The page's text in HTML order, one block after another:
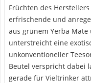
Früchten des
erfrischende und
aus grünem Yerba
unterstreicht eine
unkonventioneller
Beutel verspricht dabei
gerade für Vieltrinker